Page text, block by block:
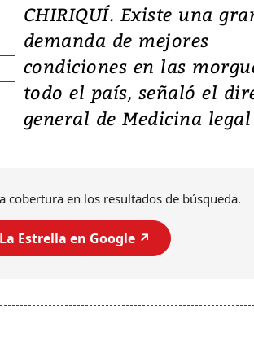
CHIRIQUÍ. Existe una
demanda de mejores
condiciones en las
todo el país, señaló el
general de Medicina legal
cobertura en los resultados de búsqueda.
Estrella en Google ↗️
Video, Japón:
deja heridos y
daños en
al sur de Japón,